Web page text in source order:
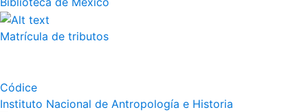
Matrícula de tributos
Códice
Instituto Nacional de Antropología e Historia